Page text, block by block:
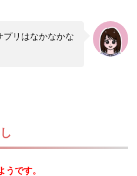
リはなかなかな
です。